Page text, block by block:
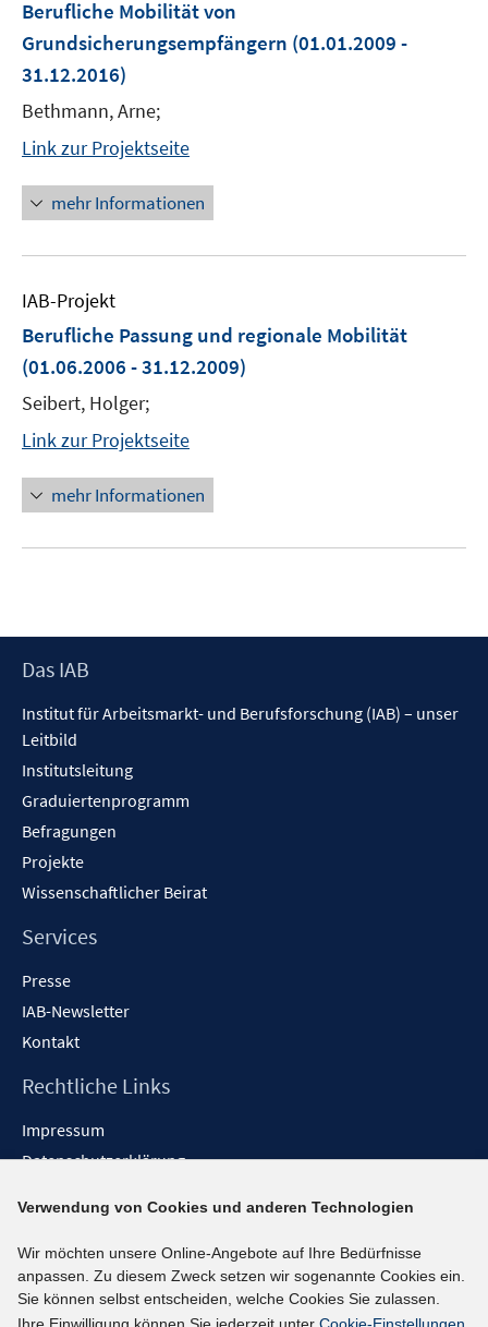
Berufliche Mobilität von
Grundsicherungsempfängern (01.01.2009 -
31.12.2016)
Bethmann, Arne;
Link zur Projektseite
mehr Informationen
IAB-Projekt
Berufliche Passung und regionale Mobilität
(01.06.2006 - 31.12.2009)
Seibert, Holger;
Link zur Projektseite
mehr Informationen
Footer
Das IAB
Institut für Arbeitsmarkt- und Berufsforschung (IAB) – unser
Leitbild
Institutsleitung
Graduiertenprogramm
Befragungen
Projekte
Wissenschaftlicher Beirat
Services
Presse
IAB-Newsletter
Kontakt
Rechtliche Links
Impressum
Datenschutzerklärung
Barrieren melden
Social-Media-Kanäle
BlueSky
Verwendung von Cookies und anderen Technologien
Wir möchten unsere Online-Angebote auf Ihre Bedürfnisse
anpassen. Zu diesem Zweck setzen wir sogenannte Cookies ein.
Sie können selbst entscheiden, welche Cookies Sie zulassen.